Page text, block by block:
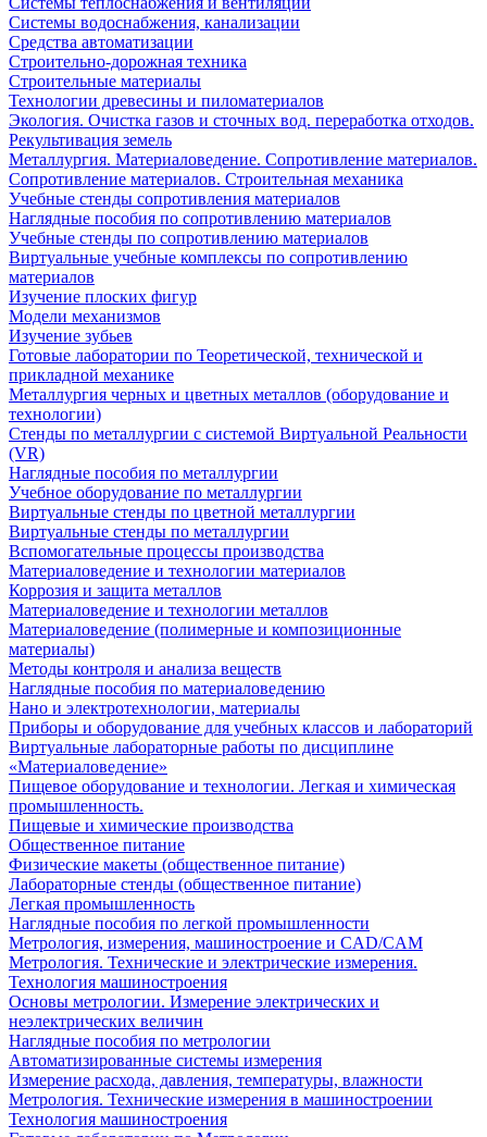
Системы водоснабжения, канализации
Средства автоматизации
Строительно-дорожная техника
Строительные материалы
Технологии древесины и пиломатериалов
Экология. Очистка газов и сточных вод. переработка отходов.
Рекультивация земель
Металлургия. Материаловедение. Сопротивление материалов.
Сопротивление материалов. Строительная механика
Учебные стенды сопротивления материалов
Наглядные пособия по сопротивлению материалов
Учебные стенды по сопротивлению материалов
Виртуальные учебные комплексы по сопротивлению
материалов
Изучение плоских фигур
Модели механизмов
Изучение зубьев
Готовые лаборатории по Теоретической, технической и
прикладной механике
Металлургия черных и цветных металлов (оборудование и
технологии)
Cтенды по металлургии с системой Виртуальной Реальности
(VR)
Наглядные пособия по металлургии
Учебное оборудование по металлургии
Виртуальные стенды по цветной металлургии
Виртуальные стенды по металлургии
Вспомогательные процессы производства
Материаловедение и технологии материалов
Коррозия и защита металлов
Материаловедение и технологии металлов
Материаловедение (полимерные и композиционные
материалы)
Методы контроля и анализа веществ
Наглядные пособия по материаловедению
Нано и электротехнологии, материалы
Приборы и оборудование для учебных классов и лабораторий
Виртуальные лабораторные работы по дисциплине
«Материаловедение»
Пищевое оборудование и технологии. Легкая и химическая
промышленность.
Пищевые и химические производства
Общественное питание
Физические макеты (общественное питание)
Лабораторные стенды (общественное питание)
Легкая промышленность
Наглядные пособия по легкой промышленности
Метрология, измерения, машиностроение и CAD/CAM
Метрология. Технические и электрические измерения.
Технология машиностроения
Основы метрологии. Измерение электрических и
неэлектрических величин
Наглядные пособия по метрологии
Автоматизированные системы измерения
Измерение расхода, давления, температуры, влажности
Метрология. Технические измерения в машиностроении
Технология машиностроения